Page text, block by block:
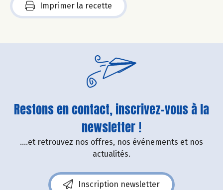
Imprimer la recette
Restons en contact, inscrivez-vous à la
newsletter !
....et retrouvez nos offres, nos événements et nos
actualités.
Inscription newsletter